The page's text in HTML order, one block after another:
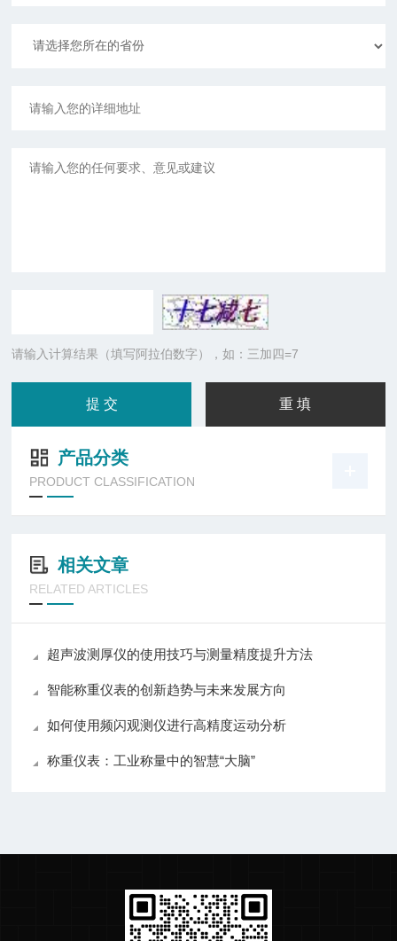
请输入计算结果（填写阿拉伯数字），如：三加四=7
产品分类
PRODUCT CLASSIFICATION
相关文章
RELATED ARTICLES
超声波测厚仪的使用技巧与测量精度提升方法
智能称重仪表的创新趋势与未来发展方向
如何使用频闪观测仪进行高精度运动分析
称重仪表：工业称量中的智慧“大脑”